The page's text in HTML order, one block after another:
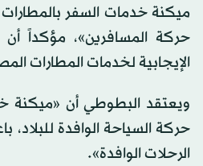
ميكنة خدمات السفر
حركة المسافرين»، مؤكداً
الإيجابية لخدمات المطارات
ويعتقد البطوطي أن «ميكنة
حركة السياحة الوافدة للبلاد،
الرحلات الوافدة».